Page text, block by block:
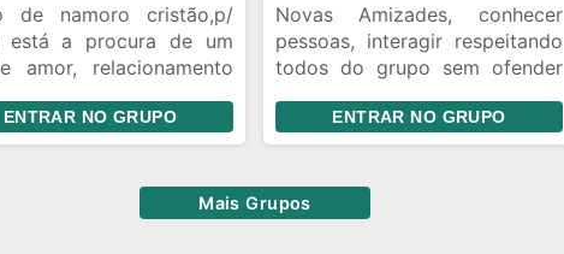
de namoro cristão,p/
está a procura de um
amor, relacionamento
sejam todos bem
ENTRAR NO GRUPO
Novas Amizades, conhecer
pessoas, interagir respeitando
todos do grupo sem ofender
conhecer pessoas, interagir
respeitando todos do grupo
ENTRAR NO GRUPO
Mais Grupos